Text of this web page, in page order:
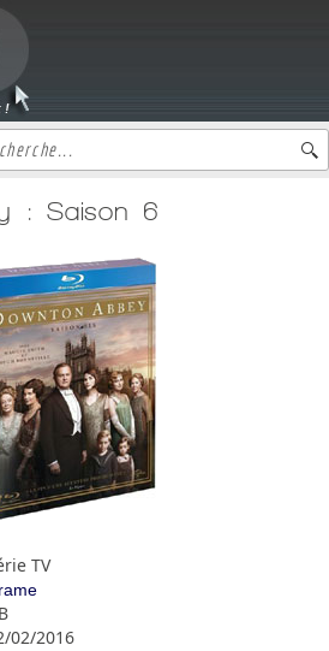
: Saison 6
TV
02/2016